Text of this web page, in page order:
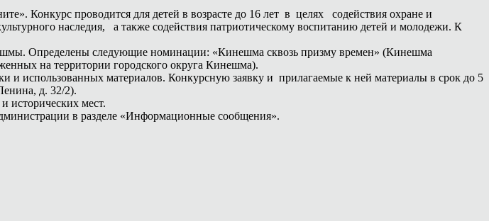
Конкурс проводится для детей в возрасте до 16 лет в целях содействия охране и
наследия, а также содействия патриотическому воспитанию детей и молодежи. К
Определены следующие номинации: «Кинешма сквозь призму времен» (Кинешма
на территории городского округа Кинешма).
и использованных материалов. Конкурсную заявку и прилагаемые к ней материалы в срок до 5
д. 32/2).
исторических мест.
в разделе «Информационные сообщения».